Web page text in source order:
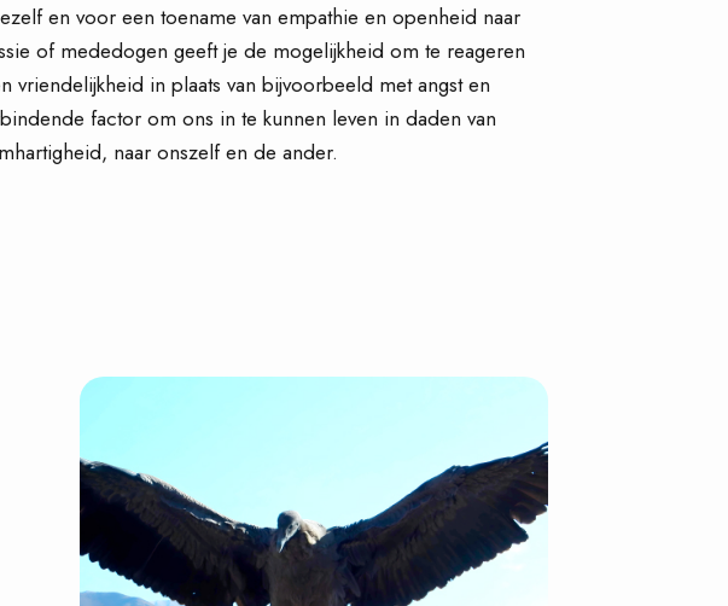
en voor een toename van empathie en openheid naar
of mededogen geeft je de mogelijkheid om te reageren
vriendelijkheid in plaats van bijvoorbeeld met angst en
factor om ons in te kunnen leven in daden van
naar onszelf en de ander.